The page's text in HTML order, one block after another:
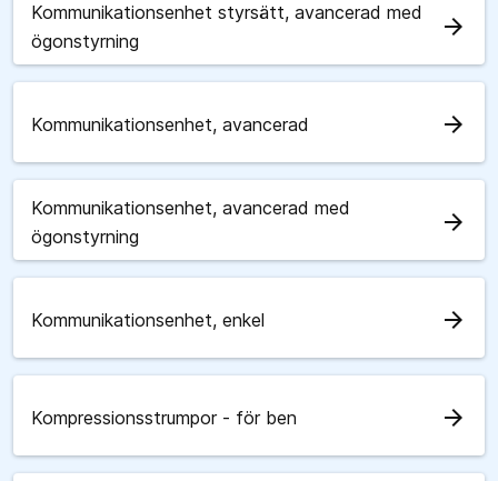
Kommunikationsenhet styrsätt, avancerad med
ögonstyrning
arrow_forward
Kommunikationsenhet, avancerad arrow_forward
Kommunikationsenhet, avancerad med
ögonstyrning
arrow_forward
Kommunikationsenhet, enkel arrow_forward
Kompressionsstrumpor - för ben arrow_forward